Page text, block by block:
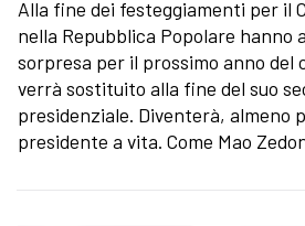
Alla fine dei festeggiamenti per il
nella Repubblica Popolare hanno
sorpresa per il prossimo anno del
verrà sostituito alla fine del suo
presidenziale. Diventerà, almeno
presidente a vita. Come Mao